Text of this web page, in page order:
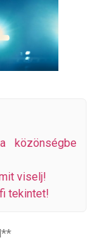
közönségbe
viselj!
tekintet!